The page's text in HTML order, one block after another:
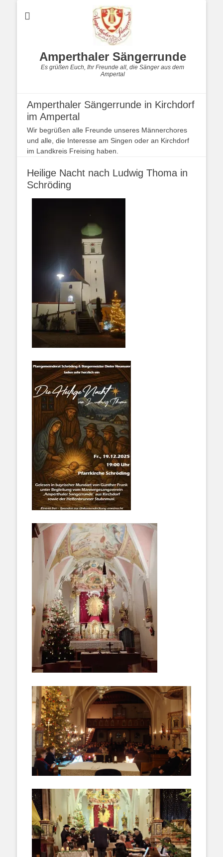
Amperthaler Sängerrunde
Es grüßen Euch, Ihr Freunde all, die Sänger aus dem
Ampertal
Amperthaler Sängerrunde in Kirchdorf
im Ampertal
Wir begrüßen alle Freunde unseres Männerchores
und alle, die Interesse am Singen oder an Kirchdorf
im Landkreis Freising haben.
Heilige Nacht nach Ludwig Thoma in
Schröding